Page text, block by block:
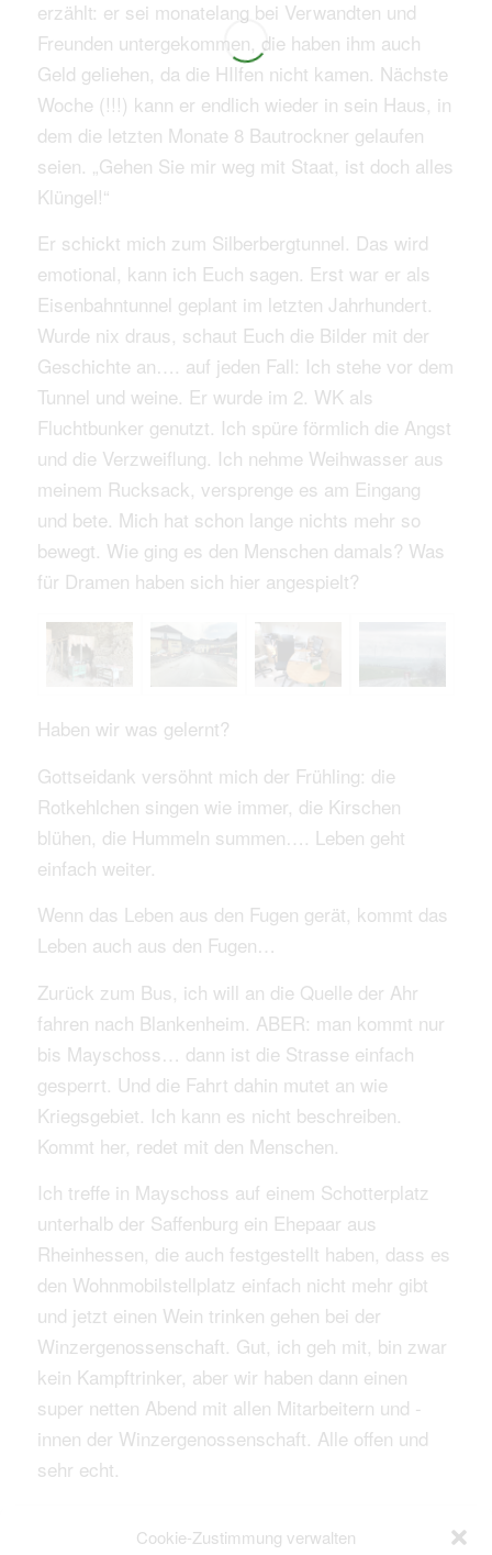
Cookie-Zustimmung verwalten
erzählt: er sei monatelang bei Verwandten und
Freunden untergekommen, die haben ihm auch
Geld geliehen, da die HIlfen nicht kamen. Nächste
Woche (!!!) kann er endlich wieder in sein Haus, in
dem die letzten Monate 8 Bautrockner gelaufen
seien. „Gehen Sie mir weg mit Staat, ist doch alles
Klüngel!“
Er schickt mich zum Silberbergtunnel. Das wird
emotional, kann ich Euch sagen. Erst war er als
Eisenbahntunnel geplant im letzten Jahrhundert.
Wurde nix draus, schaut Euch die Bilder mit der
Geschichte an…. auf jeden Fall: Ich stehe vor dem
Tunnel und weine. Er wurde im 2. WK als
Fluchtbunker genutzt. Ich spüre förmlich die Angst
und die Verzweiflung. Ich nehme Weihwasser aus
meinem Rucksack, versprenge es am Eingang
und bete. Mich hat schon lange nichts mehr so
bewegt. Wie ging es den Menschen damals? Was
für Dramen haben sich hier angespielt?
Haben wir was gelernt?
Gottseidank versöhnt mich der Frühling: die
Rotkehlchen singen wie immer, die Kirschen
blühen, die Hummeln summen…. Leben geht
einfach weiter.
Wenn das Leben aus den Fugen gerät, kommt das
Leben auch aus den Fugen…
Zurück zum Bus, ich will an die Quelle der Ahr
fahren nach Blankenheim. ABER: man kommt nur
bis Mayschoss… dann ist die Strasse einfach
gesperrt. Und die Fahrt dahin mutet an wie
Kriegsgebiet. Ich kann es nicht beschreiben.
Kommt her, redet mit den Menschen.
Ich treffe in Mayschoss auf einem Schotterplatz
unterhalb der Saffenburg ein Ehepaar aus
Rheinhessen, die auch festgestellt haben, dass es
den Wohnmobilstellplatz einfach nicht mehr gibt
und jetzt einen Wein trinken gehen bei der
Winzergenossenschaft. Gut, ich geh mit, bin zwar
kein Kampftrinker, aber wir haben dann einen
super netten Abend mit allen Mitarbeitern und -
innen der Winzergenossenschaft. Alle offen und
sehr echt.
Wälder mehr, aber Menschen, die für das Echte